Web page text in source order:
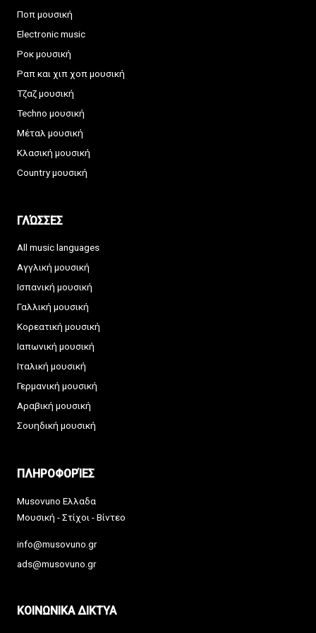
Ποπ μουσική
Electronic music
Ροκ μουσική
Ραπ και χιπ χοπ μουσική
Τζαζ μουσική
Techno μουσική
Μέταλ μουσική
Κλασική μουσική
Country μουσική
ΓΛΏΣΣΕΣ
All music languages
Αγγλική μουσική
Ισπανική μουσική
Γαλλική μουσική
Κορεατική μουσική
Ιαπωνική μουσική
Ιταλική μουσική
Γερμανική μουσική
Αραβική μουσική
Σουηδική μουσική
ΠΛΗΡΟΦΟΡΊΕΣ
Musovuno Ελλαδα
Μουσική - Στίχοι - Βίντεο
info@musovuno.gr
ads@musovuno.gr
ΚΟΙΝΩΝΙΚΑ ΔΙΚΤΥΑ